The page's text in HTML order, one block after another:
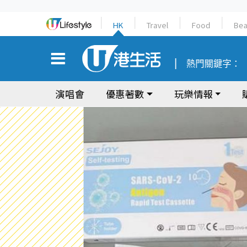
HK Travel Food
熱門關鍵字：
演唱會 優惠著數 玩樂情報